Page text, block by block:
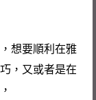
想要順利在雅
，又或者是在